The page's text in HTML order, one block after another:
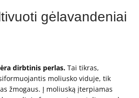
gėlavandeniai
dirbtinis perlas. Tai tikras,
moliusko viduje, tik
žmogaus. Į moliuską įterpiamas